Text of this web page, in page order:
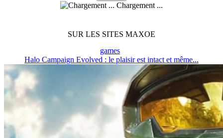
Chargement ...
SUR LES SITES MAXOE
games
Halo Campaign Evolved : le plaisir est intact et même...